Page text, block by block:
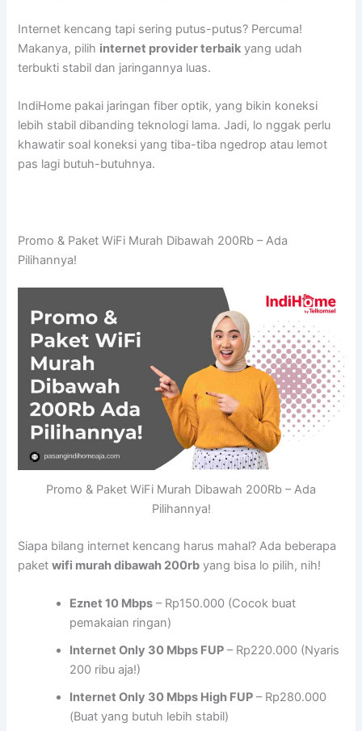
Internet kencang tapi sering putus-putus? Percuma!
Makanya, pilih internet provider terbaik yang udah
terbukti stabil dan jaringannya luas.
IndiHome pakai jaringan fiber optik, yang bikin koneksi
lebih stabil dibanding teknologi lama. Jadi, lo nggak perlu
khawatir soal koneksi yang tiba-tiba ngedrop atau lemot
pas lagi butuh-butuhnya.
Promo & Paket WiFi Murah Dibawah 200Rb – Ada
Pilihannya!
Promo & Paket WiFi Murah Dibawah 200Rb – Ada
Pilihannya!
Siapa bilang internet kencang harus mahal? Ada beberapa
paketwifi murah dibawah 200rb yang bisa lo pilih, nih!
Eznet 10 Mbps – Rp150.000 (Cocok buat
pemakaian ringan)
Internet Only 30 Mbps FUP – Rp220.000 (Nyaris
200 ribu aja!)
Internet Only 30 Mbps High FUP – Rp280.000
(Buat yang butuh lebih stabil)